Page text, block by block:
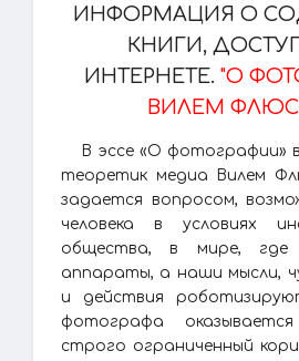
ИНФОРМАЦИЯ О
КНИГИ,
ИНТЕРНЕТЕ. "О
ВИЛЕМ
В эссе «О фотографии»
теоретик медиа Вилем
задается вопросом,
человека в условиях
общества, в мире, где
аппараты, а наши мысли,
и действия
фотографа
строго ограниченный